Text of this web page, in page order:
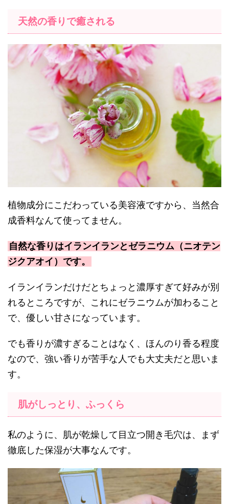
天然の香りで癒される
植物成分にこだわっている美容液ですから、当然合
成香料なんて使ってません。
自然な香りはイランイランとゼラニウム（ニオテン
ジクアオイ）です。
イランイランだけだとちょっと濃厚すぎて好みが別
れるところですが、これにゼラニウムが加わること
で、優しい甘さになっています。
でも香りが濃すぎることはなく、ほんのり香る程度
なので、強い香りが苦手な人でも大丈夫だと思いま
す。
肌がしっとり、ふっくら
私のように、肌が乾燥して目立つ開き毛穴は、まず
徹底した保湿が大事なんです。